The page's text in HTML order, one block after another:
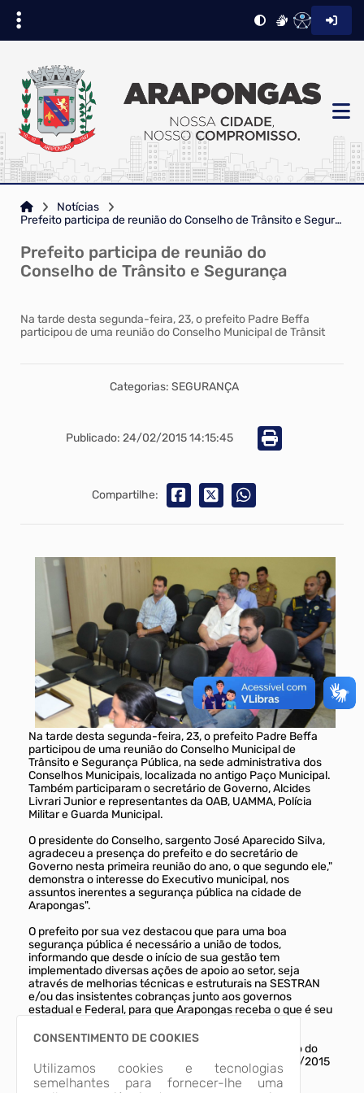
Notícias
Prefeito participa de reunião do Conselho de Trânsito e Segurança
Prefeito participa de reunião do
Conselho de Trânsito e Segurança
Na tarde desta segunda-feira, 23, o prefeito Padre Beffa
participou de uma reunião do Conselho Municipal de Trânsit
Categorias: SEGURANÇA
Publicado: 24/02/2015 14:15:45
Compartilhe:
Na tarde desta segunda-feira, 23, o prefeito Padre Beffa
participou de uma reunião do Conselho Municipal de
Trânsito e Segurança Pública, na sede administrativa dos
Conselhos Municipais, localizada no antigo Paço Municipal.
Também participaram o secretário de Governo, Alcides
Livrari Junior e representantes da OAB, UAMMA, Polícia
Militar e Guarda Municipal.
O presidente do Conselho, sargento José Aparecido Silva,
agradeceu a presença do prefeito e do secretário de
Governo nesta primeira reunião do ano, o que segundo ele,"
demonstra o interesse do Executivo municipal, nos
assuntos inerentes a segurança pública na cidade de
Arapongas".
O prefeito por sua vez destacou que para uma boa
segurança pública é necessário a união de todos,
informando que desde o início de sua gestão tem
implementado diversas ações de apoio ao setor, seja
através de melhorias técnicas e estruturais na SESTRAN
e/ou das insistentes cobranças junto aos governos
estadual e Federal, para que Arapongas receba o que é seu
Na pauta da reunião, constaram discussões em torno do
rebaixamento da linha férrea, constante no Ofício 24/2015
encaminhado a Associação Nacional de Transportes
Terrestres (ANTT) e um projeto de Lei sobre poluição
CONSENTIMENTO DE COOKIES
Utilizamos cookies e tecnologias
semelhantes para fornecer-lhe uma